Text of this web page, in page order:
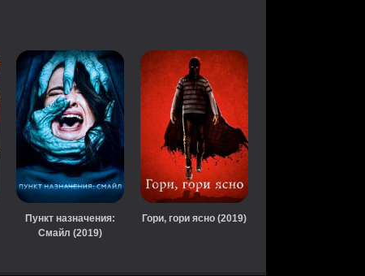
Пункт назначения:
Смайл (2019)
Гори, гори ясно (2019)